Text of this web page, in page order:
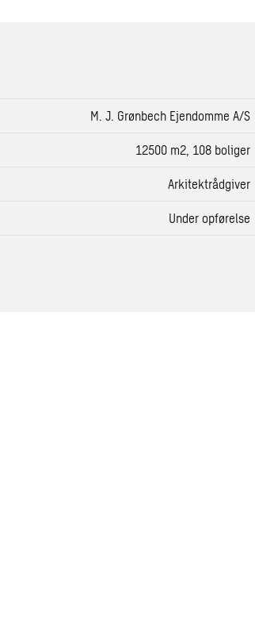
M. J. Grønbech Ejendomme A/S
12500 m2, 108 boliger
Arkitektrådgiver
Under opførelse